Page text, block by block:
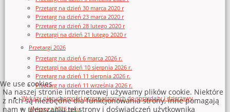
Przetarg na dzień 30 marca 2020 r
Przetarg na dzień 23 marca 2020 r
Przetarg na dzień 28 lutego 2020 r
Przetargi na dzień 21 lutego 2020 r
Przetargi 2026
Przetarg na dzień 6 marca 2026 r.
Przetargi na dzień 10 sierpnia 2026 r.
Przetarg na dzień 11 sierpnia 2026 r.
Przetarg na dzień 11 września 2026 r.
Wykazy nieruchomości przeznaczonych do sprzedaży i dzierżawy
Wykazy z 2026 roku
We use cookies
Na naszej stronie internetowej używamy plików cookie. Niektóre
z nich są niezbędne dla funkcjonowania strony, inne pomagają
nam w ulepszaniu tej strony i doświadczeń użytkownika